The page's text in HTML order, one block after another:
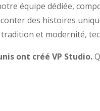
équipe dédiée,
des histoires
et modernité,
ont créé VP Studio.